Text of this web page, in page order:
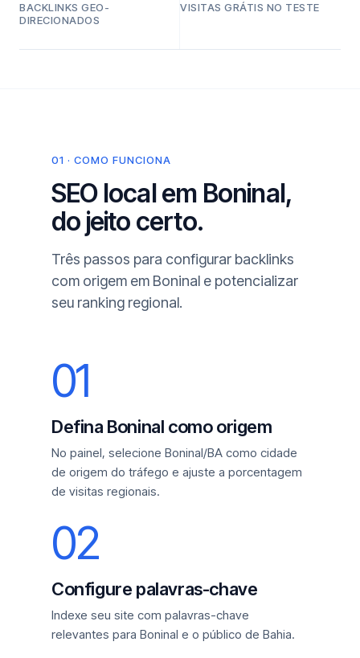
BACKLINKS GEO-
DIRECIONADOS
VISITAS GRÁTIS NO TESTE
01 · COMO FUNCIONA
SEO local em Boninal,
do jeito certo.
Três passos para configurar backlinks
com origem em Boninal e potencializar
seu ranking regional.
01
Defina Boninal como origem
No painel, selecione Boninal/BA como cidade
de origem do tráfego e ajuste a porcentagem
de visitas regionais.
02
Configure palavras-chave
Indexe seu site com palavras-chave
relevantes para Boninal e o público de Bahia.